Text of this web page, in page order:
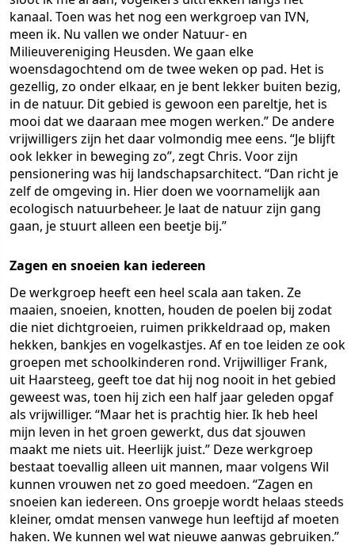
kanaal. Toen was het nog een werkgroep van IVN,
meen ik. Nu vallen we onder Natuur- en
Milieuvereniging Heusden. We gaan elke
woensdagochtend om de twee weken op pad. Het is
gezellig, zo onder elkaar, en je bent lekker buiten bezig,
in de natuur. Dit gebied is gewoon een pareltje, het is
mooi dat we daaraan mee mogen werken.” De andere
vrijwilligers zijn het daar volmondig mee eens. “Je blijft
ook lekker in beweging zo”, zegt Chris. Voor zijn
pensionering was hij landschapsarchitect. “Dan richt je
zelf de omgeving in. Hier doen we voornamelijk aan
ecologisch natuurbeheer. Je laat de natuur zijn gang
gaan, je stuurt alleen een beetje bij.”
Zagen en snoeien kan iedereen
De werkgroep heeft een heel scala aan taken. Ze
maaien, snoeien, knotten, houden de poelen bij zodat
die niet dichtgroeien, ruimen prikkeldraad op, maken
hekken, bankjes en vogelkastjes. Af en toe leiden ze ook
groepen met schoolkinderen rond. Vrijwilliger Frank,
uit Haarsteeg, geeft toe dat hij nog nooit in het gebied
geweest was, toen hij zich een half jaar geleden opgaf
als vrijwilliger. “Maar het is prachtig hier. Ik heb heel
mijn leven in het groen gewerkt, dus dat sjouwen
maakt me niets uit. Heerlijk juist.” Deze werkgroep
bestaat toevallig alleen uit mannen, maar volgens Wil
kunnen vrouwen net zo goed meedoen. “Zagen en
snoeien kan iedereen. Ons groepje wordt helaas steeds
kleiner, omdat mensen vanwege hun leeftijd af moeten
haken. We kunnen wel wat nieuwe aanwas gebruiken.”